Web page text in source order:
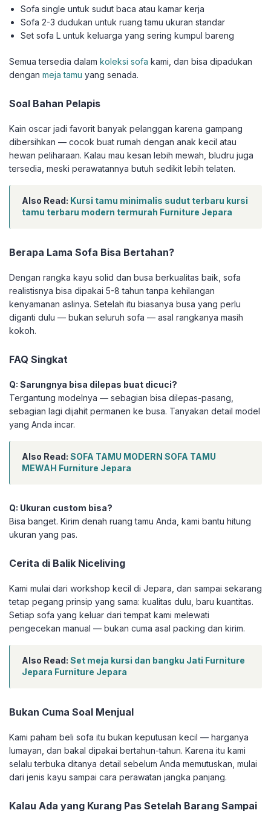
Sofa single untuk sudut baca atau kamar kerja
Sofa 2-3 dudukan untuk ruang tamu ukuran standar
Set sofa L untuk keluarga yang sering kumpul bareng
Semua tersedia dalam koleksi sofa kami, dan bisa dipadukan
dengan meja tamu yang senada.
Soal Bahan Pelapis
Kain oscar jadi favorit banyak pelanggan karena gampang
dibersihkan — cocok buat rumah dengan anak kecil atau
hewan peliharaan. Kalau mau kesan lebih mewah, bludru juga
tersedia, meski perawatannya butuh sedikit lebih telaten.
Also Read: Kursi tamu minimalis sudut terbaru kursi
tamu terbaru modern termurah Furniture Jepara
Berapa Lama Sofa Bisa Bertahan?
Dengan rangka kayu solid dan busa berkualitas baik, sofa
realistisnya bisa dipakai 5-8 tahun tanpa kehilangan
kenyamanan aslinya. Setelah itu biasanya busa yang perlu
diganti dulu — bukan seluruh sofa — asal rangkanya masih
kokoh.
FAQ Singkat
Q: Sarungnya bisa dilepas buat dicuci?
Tergantung modelnya — sebagian bisa dilepas-pasang,
sebagian lagi dijahit permanen ke busa. Tanyakan detail model
yang Anda incar.
Also Read: SOFA TAMU MODERN SOFA TAMU
MEWAH Furniture Jepara
Q: Ukuran custom bisa?
Bisa banget. Kirim denah ruang tamu Anda, kami bantu hitung
ukuran yang pas.
Cerita di Balik Niceliving
Kami mulai dari workshop kecil di Jepara, dan sampai sekarang
tetap pegang prinsip yang sama: kualitas dulu, baru kuantitas.
Setiap sofa yang keluar dari tempat kami melewati
pengecekan manual — bukan cuma asal packing dan kirim.
Also Read: Set meja kursi dan bangku Jati Furniture
Jepara Furniture Jepara
Bukan Cuma Soal Menjual
Kami paham beli sofa itu bukan keputusan kecil — harganya
lumayan, dan bakal dipakai bertahun-tahun. Karena itu kami
selalu terbuka ditanya detail sebelum Anda memutuskan, mulai
dari jenis kayu sampai cara perawatan jangka panjang.
Kalau Ada yang Kurang Pas Setelah Barang Sampai